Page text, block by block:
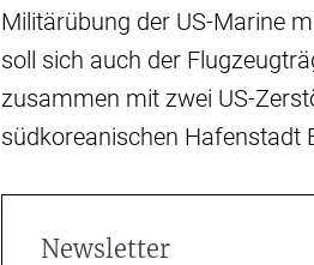
Militärübung der US-Marine
soll sich auch der
zusammen mit zwei US-
südkoreanischen Hafenstadt
Newsletter